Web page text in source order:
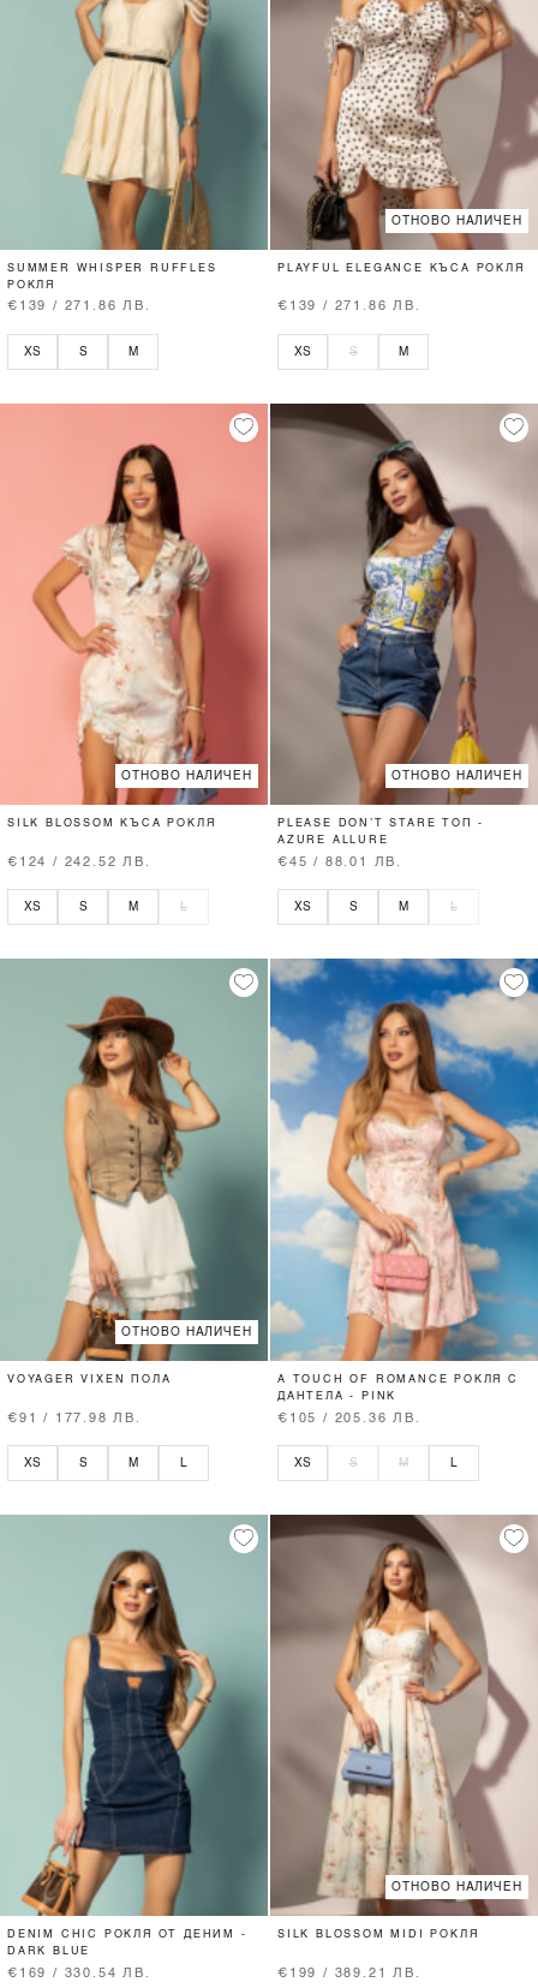
SUMMER WHISPER RUFFLES
РОКЛЯ
€139 / 271.86 ЛВ.
XS S M
ОТНОВО НАЛИЧЕН
PLAYFUL ELEGANCE КЪСА РОКЛЯ
€139 / 271.86 ЛВ.
XS S M
ОТНОВО НАЛИЧЕН
SILK BLOSSOM КЪСА РОКЛЯ
€124 / 242.52 ЛВ.
XS S M L
ОТНОВО НАЛИЧЕН
PLEASE DON’T STARE ТОП -
AZURE ALLURE
€45 / 88.01 ЛВ.
XS S M L
ОТНОВО НАЛИЧЕН
VOYAGER VIXEN ПОЛА
€91 / 177.98 ЛВ.
XS S M
A TOUCH OF ROMANCE РОКЛЯ С
ДАНТЕЛА - PINK
€105 / 205.36 ЛВ.
XS S M
DENIM CHIC РОКЛЯ ОТ ДЕНИМ -
DARK BLUE
€169 / 330.54 ЛВ.
ОТНОВО НАЛИЧЕН
SILK BLOSSOM MIDI РОКЛЯ
€199 / 389.21 ЛВ.